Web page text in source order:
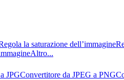
la saturazione dell’immagine
Altro...
JPGConvertitore da JPEG a PNG